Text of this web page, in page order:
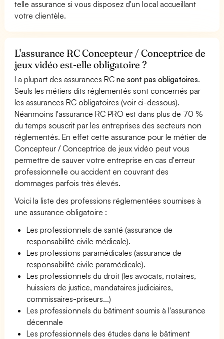
telle assurance si vous disposez d'un local accueillant
votre clientèle.
L'assurance RC Concepteur / Conceptrice de
jeux vidéo est-elle obligatoire ?
La plupart des assurances RCne sont pas obligatoires.
Seuls les métiers dits réglementés sont concernés par
les assurances RC obligatoires (voir ci-dessous).
Néanmoins l'assurance RC PRO est dans plus de 70 %
du temps souscrit par les entreprises des secteurs non
réglementés. En effet cette assurance pour le métier de
Concepteur / Conceptrice de jeux vidéo peut vous
permettre de sauver votre entreprise en cas d'erreur
professionnelle ou accident en couvrant des
dommages parfois très élevés.
Voici la liste des professions réglementées soumises à
une assurance obligatoire :
Les professionnels de santé (assurance de
responsabilité civile médicale).
Les professions paramédicales (assurance de
responsabilité civile paramédicale).
Les professionnels du droit (les avocats, notaires,
huissiers de justice, mandataires judiciaires,
commissaires-priseurs...)
Les professionnels du bâtiment soumis à l'assurance
décennale
Les professionnels des études dans le bâtiment